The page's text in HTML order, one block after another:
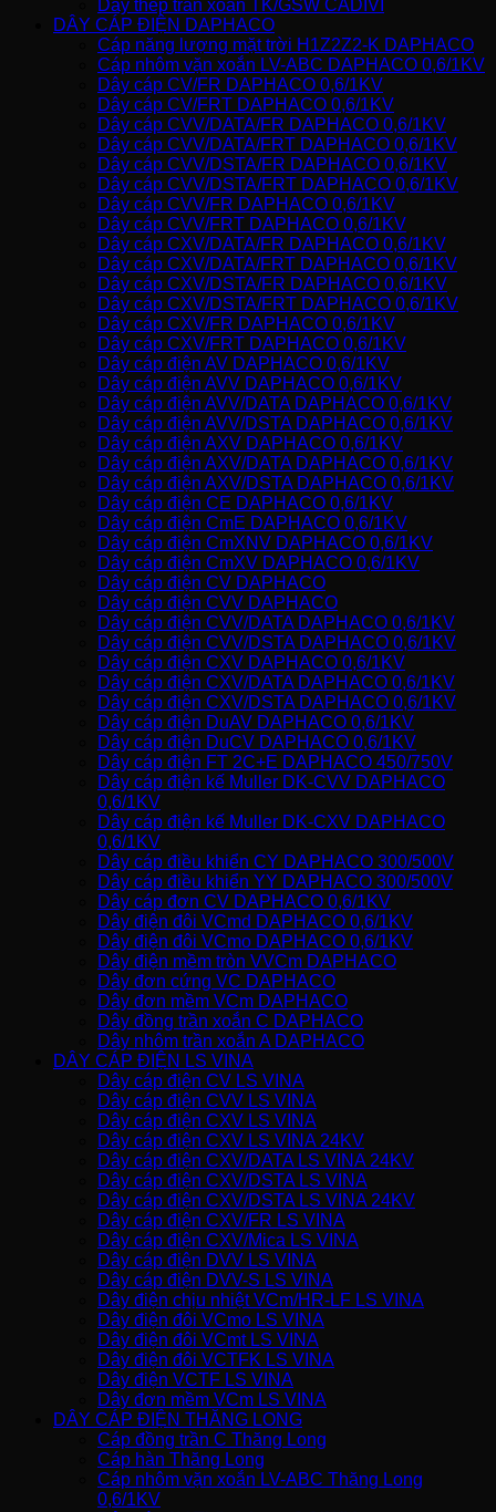
Dây thép trần xoắn TK/GSW CADIVI
DÂY CÁP ĐIỆN DAPHACO
Cáp năng lượng mặt trời H1Z2Z2-K DAPHACO
Cáp nhôm vặn xoắn LV-ABC DAPHACO 0,6/1KV
Dây cáp CV/FR DAPHACO 0,6/1KV
Dây cáp CV/FRT DAPHACO 0,6/1KV
Dây cáp CVV/DATA/FR DAPHACO 0,6/1KV
Dây cáp CVV/DATA/FRT DAPHACO 0,6/1KV
Dây cáp CVV/DSTA/FR DAPHACO 0,6/1KV
Dây cáp CVV/DSTA/FRT DAPHACO 0,6/1KV
Dây cáp CVV/FR DAPHACO 0,6/1KV
Dây cáp CVV/FRT DAPHACO 0,6/1KV
Dây cáp CXV/DATA/FR DAPHACO 0,6/1KV
Dây cáp CXV/DATA/FRT DAPHACO 0,6/1KV
Dây cáp CXV/DSTA/FR DAPHACO 0,6/1KV
Dây cáp CXV/DSTA/FRT DAPHACO 0,6/1KV
Dây cáp CXV/FR DAPHACO 0,6/1KV
Dây cáp CXV/FRT DAPHACO 0,6/1KV
Dây cáp điện AV DAPHACO 0,6/1KV
Dây cáp điện AVV DAPHACO 0,6/1KV
Dây cáp điện AVV/DATA DAPHACO 0,6/1KV
Dây cáp điện AVV/DSTA DAPHACO 0,6/1KV
Dây cáp điện AXV DAPHACO 0,6/1KV
Dây cáp điện AXV/DATA DAPHACO 0,6/1KV
Dây cáp điện AXV/DSTA DAPHACO 0,6/1KV
Dây cáp điện CE DAPHACO 0,6/1KV
Dây cáp điện CmE DAPHACO 0,6/1KV
Dây cáp điện CmXNV DAPHACO 0,6/1KV
Dây cáp điện CmXV DAPHACO 0,6/1KV
Dây cáp điện CV DAPHACO
Dây cáp điện CVV DAPHACO
Dây cáp điện CVV/DATA DAPHACO 0,6/1KV
Dây cáp điện CVV/DSTA DAPHACO 0,6/1KV
Dây cáp điện CXV DAPHACO 0,6/1KV
Dây cáp điện CXV/DATA DAPHACO 0,6/1KV
Dây cáp điện CXV/DSTA DAPHACO 0,6/1KV
Dây cáp điện DuAV DAPHACO 0,6/1KV
Dây cáp điện DuCV DAPHACO 0,6/1KV
Dây cáp điện FT 2C+E DAPHACO 450/750V
Dây cáp điện kế Muller DK-CVV DAPHACO
0,6/1KV
Dây cáp điện kế Muller DK-CXV DAPHACO
0,6/1KV
Dây cáp điều khiển CY DAPHACO 300/500V
Dây cáp điều khiển YY DAPHACO 300/500V
Dây cáp đơn CV DAPHACO 0,6/1KV
Dây điện đôi VCmd DAPHACO 0,6/1KV
Dây điện đôi VCmo DAPHACO 0,6/1KV
Dây điện mềm tròn VVCm DAPHACO
Dây đơn cứng VC DAPHACO
Dây đơn mềm VCm DAPHACO
Dây đồng trần xoắn C DAPHACO
Dây nhôm trần xoắn A DAPHACO
DÂY CÁP ĐIỆN LS VINA
Dây cáp điện CV LS VINA
Dây cáp điện CVV LS VINA
Dây cáp điện CXV LS VINA
Dây cáp điện CXV LS VINA 24KV
Dây cáp điện CXV/DATA LS VINA 24KV
Dây cáp điện CXV/DSTA LS VINA
Dây cáp điện CXV/DSTA LS VINA 24KV
Dây cáp điện CXV/FR LS VINA
Dây cáp điện CXV/Mica LS VINA
Dây cáp điện DVV LS VINA
Dây cáp điện DVV-S LS VINA
Dây điện chịu nhiệt VCm/HR-LF LS VINA
Dây điện đôi VCmo LS VINA
Dây điện đôi VCmt LS VINA
Dây điện đôi VCTFK LS VINA
Dây điện VCTF LS VINA
Dây đơn mềm VCm LS VINA
DÂY CÁP ĐIỆN THĂNG LONG
Cáp đồng trần C Thăng Long
Cáp hàn Thăng Long
Cáp nhôm vặn xoắn LV-ABC Thăng Long
0,6/1KV